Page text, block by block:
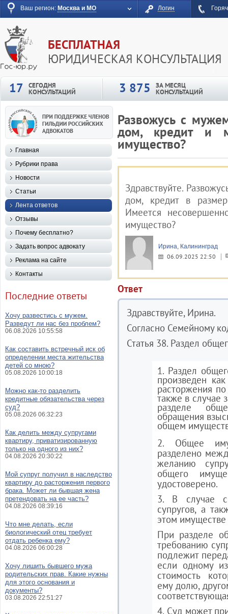
Ваш регион: Москва и МО Логин
БЕСПЛАТНАЯ
ЮРИДИЧЕСКАЯ КОНСУЛЬТАЦИЯ
17
СЕГОДНЯ
КОНСУЛЬТАЦИЙ 3 875 ЗА МЕСЯЦ
КОНСУЛЬТАЦИЙ
Развожусь с
дом, кредит и
имущество?
Здравствуйте.
дом, кредит в
Имеется
имущество?
Ирина, Калининград
06.09.2025 22:50
Ответ
Здравствуйте, Ирина.
Согласно Семейному
Статья 38. Раздел
1. Раздел
произведен
расторжения
также в случае
разделе
обращения
общем
2. Общее
разделено
желанию
общего
удостоверено.
3. В случае
супругов, а
этом
При разделе
требованию
подлежит
если одному
стоимость
ему долю,
4. Суд может
Главная
Рубрики права
Новости
Статьи
Лента ответов
Отзывы
Почему бесплатно?
Задать вопрос адвокату
Реклама на сайте
Контакты
Последние ответы
Хочу развестись с мужем.
Разведут ли нас без проблем?
06.08.2026 10:55:58
Как составить встречный иск об
определении места жительства
детей со мною?
05.08.2026 10:00:18
Можно как-то разделить
кредитные обязательства через
суд?
05.08.2026 06:32:23
Как делить между супругами
квартиру, приватизированную
только на одного из них?
04.08.2026 20:30:22
Мой супруг получил в наследство
квартиру до расторжения первого
брака. Может ли бывшая жена
претендовать на ее часть?
04.08.2026 08:39:16
Что мне делать, если
биологический отец требует
отдать ребенка ему?
04.08.2026 06:00:28
Хочу лишить бывшего мужа
родительских прав. Какие нужны
для этого основания и
документы?
03.08.2026 22:51:27